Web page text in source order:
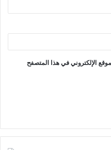
الإلكتروني في هذا المتصفح